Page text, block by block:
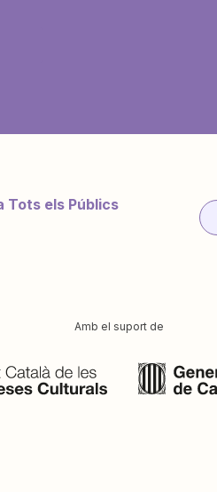
Tots els Públics
Amb el suport de